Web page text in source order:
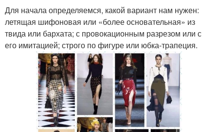
Для начала определяемся, какой вариант нам нужен:
летящая шифоновая или «более основательная» из
твида или бархата; с провокационным разрезом или с
его имитацией; строго по фигуре или юбка-трапеция.